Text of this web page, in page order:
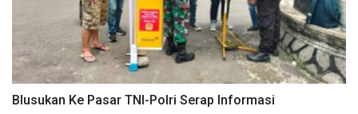
Blusukan Ke Pasar TNI-Polri Serap lnformasi